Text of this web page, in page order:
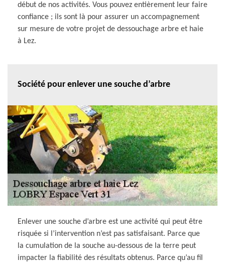
début de nos activités. Vous pouvez entièrement leur faire
confiance ; ils sont là pour assurer un accompagnement
sur mesure de votre projet de dessouchage arbre et haie
à Lez.
Société pour enlever une souche d’arbre
Enlever une souche d’arbre est une activité qui peut être
risquée si l’intervention n’est pas satisfaisant. Parce que
la cumulation de la souche au-dessous de la terre peut
impacter la fiabilité des résultats obtenus. Parce qu’au fil